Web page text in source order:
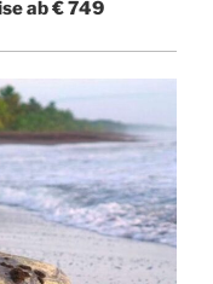
ab € 749